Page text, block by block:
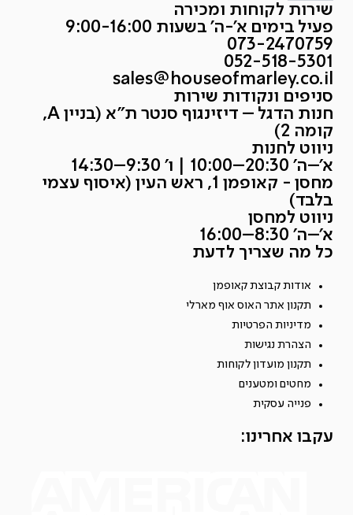
שירות לקוחות ומכירה
פעיל בימים א'-ה' בשעות 9:00-16:00
073-2470759
052-518-5301
sales@houseofmarley.co.il
סניפים ונקודות שירות
חנות הדגל – דיזינגוף סנטר ת״א (בניין A,
קומה 2)
ניווט לחנות
א׳–ה׳ 20:30–10:00 | ו׳ 9:30–14:30
מחסן - קאופמן 1, ראש העין (איסוף עצמי
בלבד)
ניווט למחסן
א׳–ה׳ 8:30–16:00
כל מה שצריך לדעת
אודות קבוצת קאופמן
תקנון אתר האוס אוף מארלי
מדיניות הפרטיות
הצהרת נגישות
תקנון מועדון לקוחות
מחטים ומטענים
פנייה עסקית
עקבו אחרינו: